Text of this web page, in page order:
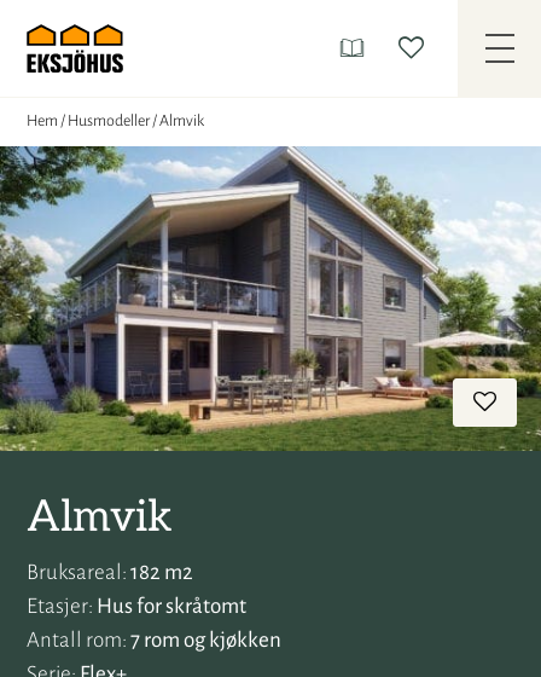
Hem / Husmodeller /Almvik
Almvik
Bruksareal
182 m2
Etasjer Hus for skråtomt
Antall rom 7 rom og kjøkken